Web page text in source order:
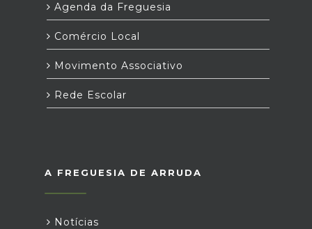
Agenda da Freguesia
Comércio Local
Movimento Associativo
Rede Escolar
A FREGUESIA DE ARRUDA
Notícias